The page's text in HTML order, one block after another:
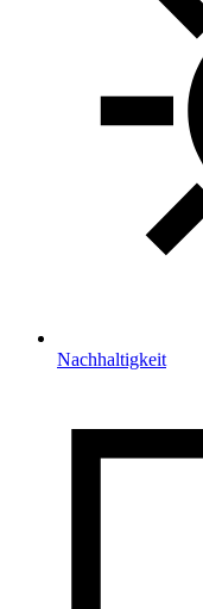
Nachhaltigkeit